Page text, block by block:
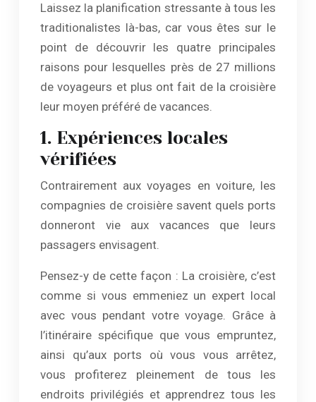
Laissez la planification stressante à tous les
traditionalistes là-bas, car vous êtes sur le
point de découvrir les quatre principales
raisons pour lesquelles près de 27 millions
de voyageurs et plus ont fait de la croisière
leur moyen préféré de vacances.
1. Expériences locales
vérifiées
Contrairement aux voyages en voiture, les
compagnies de croisière savent quels ports
donneront vie aux vacances que leurs
passagers envisagent.
Pensez-y de cette façon : La croisière, c’est
comme si vous emmeniez un expert local
avec vous pendant votre voyage. Grâce à
l’itinéraire spécifique que vous empruntez,
ainsi qu’aux ports où vous vous arrêtez,
vous profiterez pleinement de tous les
endroits privilégiés et apprendrez tous les